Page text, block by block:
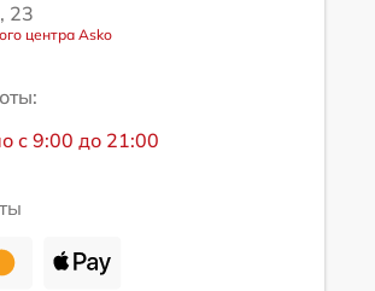
23
центра Asko
с 9:00 до 21:00